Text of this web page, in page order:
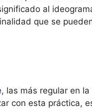
al
que se
, las más regular en
con esta práctica,